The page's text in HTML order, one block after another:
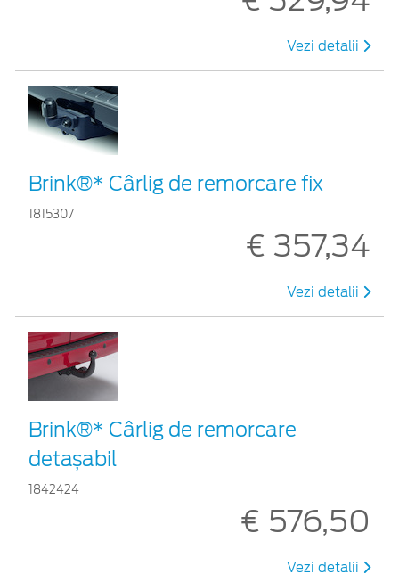
Vezi detalii
Brink®* Cârlig de remorcare fix
1815307
€ 357,34
Vezi detalii
Brink®* Cârlig de remorcare
detașabil
1842424
€ 576,50
Vezi detalii